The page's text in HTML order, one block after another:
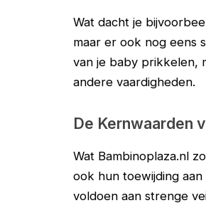
Wat dacht je
maar er ook nog eens
van je baby prikkelen,
andere vaardigheden.
De Kernwaarden
Wat Bambinoplaza.nl
ook hun toewijding
voldoen aan strenge